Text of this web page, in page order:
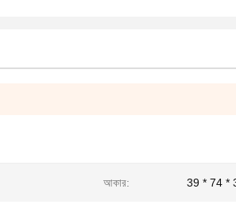
আকার: 39 * 74 *